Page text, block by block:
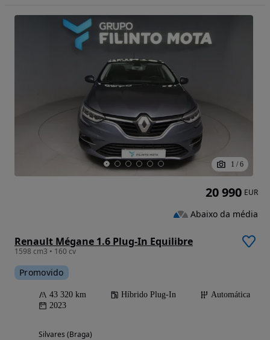
1 / 6
Renault Mégane 1.6 Plug-In Equilibre
1598 cm3 • 160 cv
Promovido
43 320 km Híbrido Plug-In
Automática
2023
Silvares (Braga)
20 990 EUR
Abaixo da média